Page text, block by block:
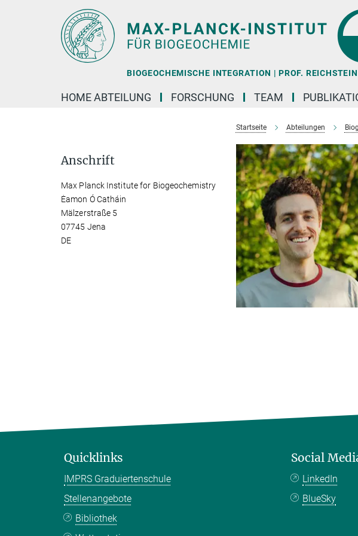
BIOGEOCHEMISCHE INTEGRATION | PROF. REICHSTEIN
HOME ABTEILUNG FORSCHUNG TEAM
Startseite Abteilungen
Anschrift
Max Planck Institute for Biogeochemistry
Ėamon Ó Catháin
Mälzerstraße 5
07745 Jena
DE
Quicklinks
IMPRS Graduiertenschule
Stellenangebote
Bibliothek
Social
LinkedIn
BlueSky